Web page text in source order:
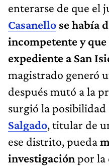
enterarse de que el
Casanello se había
incompetente y
expediente a San
magistrado generó
después mutó a la
surgió la posibilidad
Salgado, titular de
ese distrito, pueda
investigaciónpor la